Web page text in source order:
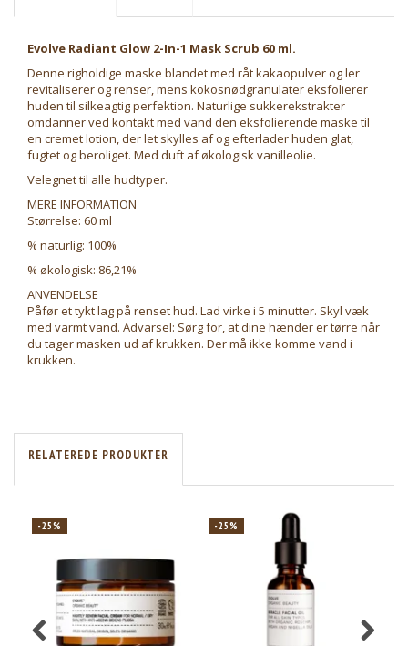
Evolve Radiant Glow 2-In-1 Mask Scrub 60 ml.
Denne righoldige maske blandet med råt kakaopulver og ler
revitaliserer og renser, mens kokosnødgranulater eksfolierer
huden til silkeagtig perfektion. Naturlige sukkerekstrakter
omdanner ved kontakt med vand den eksfolierende maske til
en cremet lotion, der let skylles af og efterlader huden glat,
fugtet og beroliget. Med duft af økologisk vanilleolie.
Velegnet til alle hudtyper.
MERE INFORMATION
Størrelse: 60 ml
% naturlig: 100%
% økologisk: 86,21%
ANVENDELSE
Påfør et tykt lag på renset hud. Lad virke i 5 minutter. Skyl væk
med varmt vand. Advarsel: Sørg for, at dine hænder er tørre når
du tager masken ud af krukken. Der må ikke komme vand i
krukken.
RELATEREDE PRODUKTER
-25% -25%